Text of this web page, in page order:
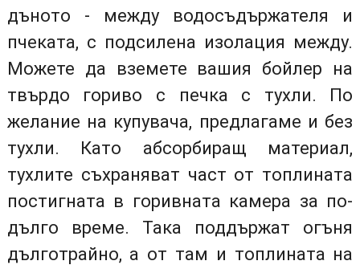
дъното - между водосъдържателя и
пчеката, с подсилена изолация между.
Можете да вземете вашия бойлер на
твърдо гориво с печка с тухли. По
желание на купувача, предлагаме и без
тухли. Като абсорбиращ материал,
тухлите съхраняват част от топлината
постигната в горивната камера за по-
дълго време. Така поддържат огъня
дълготрайно, а от там и топлината на